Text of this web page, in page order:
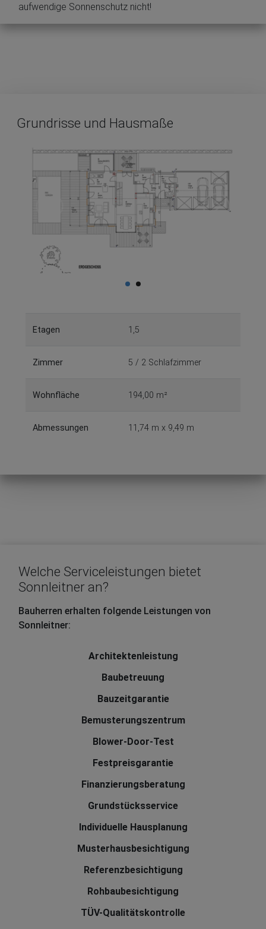
aufwendige Sonnenschutz nicht!
Grundrisse und Hausmaße
Etagen 1,5
Zimmer 5 / 2 Schlafzimmer
Wohnfläche 194,00 m²
Abmessungen 11,74 m x 9,49 m
Welche Serviceleistungen bietet
Sonnleitner an?
Bauherren erhalten folgende Leistungen von
Sonnleitner:
Architektenleistung
Baubetreuung
Bauzeitgarantie
Bemusterungszentrum
Blower-Door-Test
Festpreisgarantie
Finanzierungsberatung
Grundstücksservice
Individuelle Hausplanung
Musterhausbesichtigung
Referenzbesichtigung
Rohbaubesichtigung
TÜV-Qualitätskontrolle